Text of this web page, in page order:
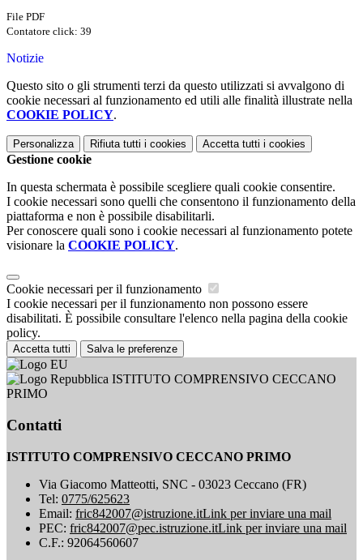
File PDF
Contatore click: 39
Notizie
Questo sito o gli strumenti terzi da questo utilizzati si avvalgono di
cookie necessari al funzionamento ed utili alle finalità illustrate nella
COOKIE POLICY.
Personalizza Rifiuta tutti i cookies Accetta tutti i cookies
Gestione cookie
In questa schermata è possibile scegliere quali cookie consentire.
I cookie necessari sono quelli che consentono il funzionamento della
piattaforma e non è possibile disabilitarli.
Per conoscere quali sono i cookie necessari al funzionamento potete
visionare la COOKIE POLICY.
Cookie necessari per il funzionamento
I cookie necessari per il funzionamento non possono essere
disabilitati. È possibile consultare l'elenco nella pagina della cookie
policy.
Accetta tutti Salva le preferenze
ISTITUTO COMPRENSIVO CECCANO
PRIMO
Contatti
ISTITUTO COMPRENSIVO CECCANO PRIMO
Via Giacomo Matteotti, SNC - 03023 Ceccano (FR)
Tel: 0775/625623
Email: fric842007@istruzione.itLink per inviare una mail
PEC: fric842007@pec.istruzione.itLink per inviare una mail
C.F.: 92064560607